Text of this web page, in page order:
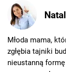
Młoda mama,
zgłębia tajniki
nieustanną